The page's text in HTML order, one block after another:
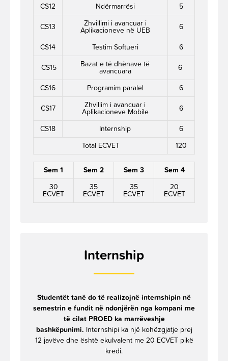
CS12 Ndërmarrësi 5
CS13
Zhvillimi i avancuar i
Aplikacioneve në UEB
6
CS14 Testim Softueri 6
CS15
Bazat e të dhënave të
avancuara
6
CS16 Programim paralel 6
CS17
Zhvillim i avancuar i
Aplikacioneve Mobile
6
CS18 Internship 6
Total ECVET 120
Sem 1 Sem 2 Sem 3 Sem 4
30
ECVET
35
ECVET
35
ECVET
20
ECVET
Internship
Studentët tanë do të realizojnë internshipin në
semestrin e fundit në ndonjërën nga kompani me
të cilat PROED ka marrëveshje
bashkëpunimi. Internshipi ka një kohëzgjatje prej
12 javëve dhe është ekuIvalent me 20 ECVET pikë
kredi.